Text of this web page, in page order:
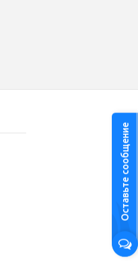
Оставьте сообщение